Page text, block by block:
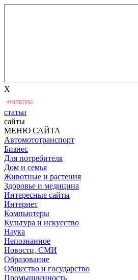
X
ФИЛЬТРЫ:
статьи
сайты
МЕНЮ САЙТА
Автомототранспорт
Бизнес
Для потребителя
Дом и семья
Животные и растения
Здоровье и медицина
Интересные сайты
Интернет
Компьютеры
Культура и искусство
Наука
Непознанное
Новости, СМИ
Образование
Общество и государство
Промышленность